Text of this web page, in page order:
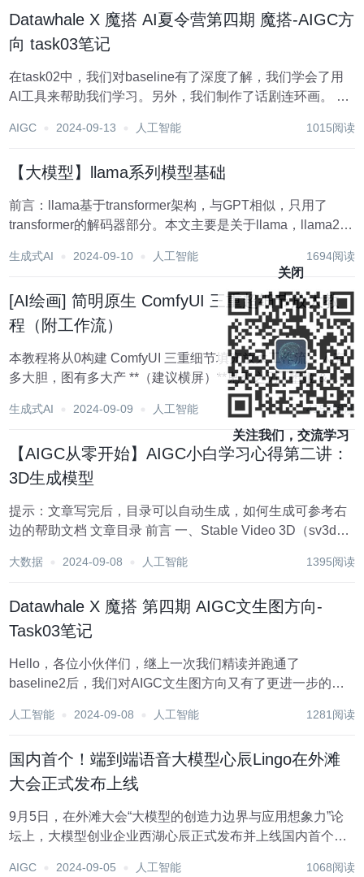
Datawhale X 魔搭 AI夏令营第四期 魔搭-AIGC方
向 task03笔记
在task02中，我们对baseline有了深度了解，我们学会了用
AI工具来帮助我们学习。另外，我们制作了话剧连环画。 我
各种参数有一个更加清楚的了解，来实现一个更好的效果，
AIGC 2024-09-13 人工智能 1015阅读
【大模型】llama系列模型基础
前言：llama基于transformer架构，与GPT相似，只用了
transformer的解码器部分。本文主要是关于llama，llama2和
1...
生成式AI 2024-09-10 人工智能 1694阅读
[AI绘画] 简明原生 ComfyUI 三重超细节放大教
程（附工作流）
本教程将从0构建 ComfyUI 三重细节填充放大工作流，人有
多大胆，图有多大产 **（建议横屏）**鬼灭之刃 · 堕姬 & 甘
露寺蜜璃 · 三重细节填充放大 · 16K(15488×8832 「四种放
大」 ”潜空间“和”像素空间”，图像放...
生成式AI 2024-09-09 人工智能 4153阅读
【AIGC从零开始】AIGC小白学习心得第二讲：
3D生成模型
提示：文章写完后，目录可以自动生成，如何生成可参考右
边的帮助文档 文章目录 前言 一、Stable Video 3D（sv3d）
四、CRM 五...
大数据 2024-09-08 人工智能 1395阅读
Datawhale X 魔搭 第四期 AIGC文生图方向-
Task03笔记
Hello，各位小伙伴们，继上一次我们精读并跑通了
baseline2后，我们对AIGC文生图方向又有了更进一步的了
还不快快行动起来~ 好，话不多说，今天我们就来聊聊
人工智能 2024-09-08 人工智能 1281阅读
国内首个！端到端语音大模型心辰Lingo在外滩
大会正式发布上线
9月5日，在外滩大会“大模型的创造力边界与应用想象力”论
坛上，大模型创业企业西湖心辰正式发布并上线国内首个端
AIGC 2024-09-05 人工智能 1068阅读
关闭
关注我们，交流学习